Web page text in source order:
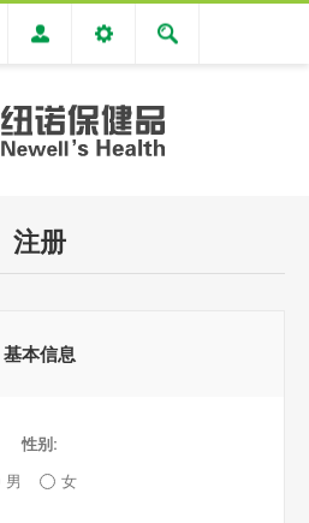
注册
基本信息
性别:
男
女